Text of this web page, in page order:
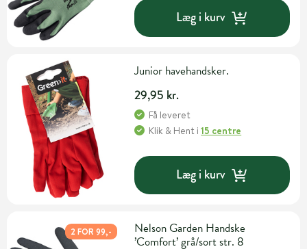
Læg i kurv
Junior havehandsker.
29,95 kr.
Få leveret
Klik & Hent i15 centre
Læg i kurv
2 FOR 99,-
Nelson Garden Handske
’Comfort’ grå/sort str. 8